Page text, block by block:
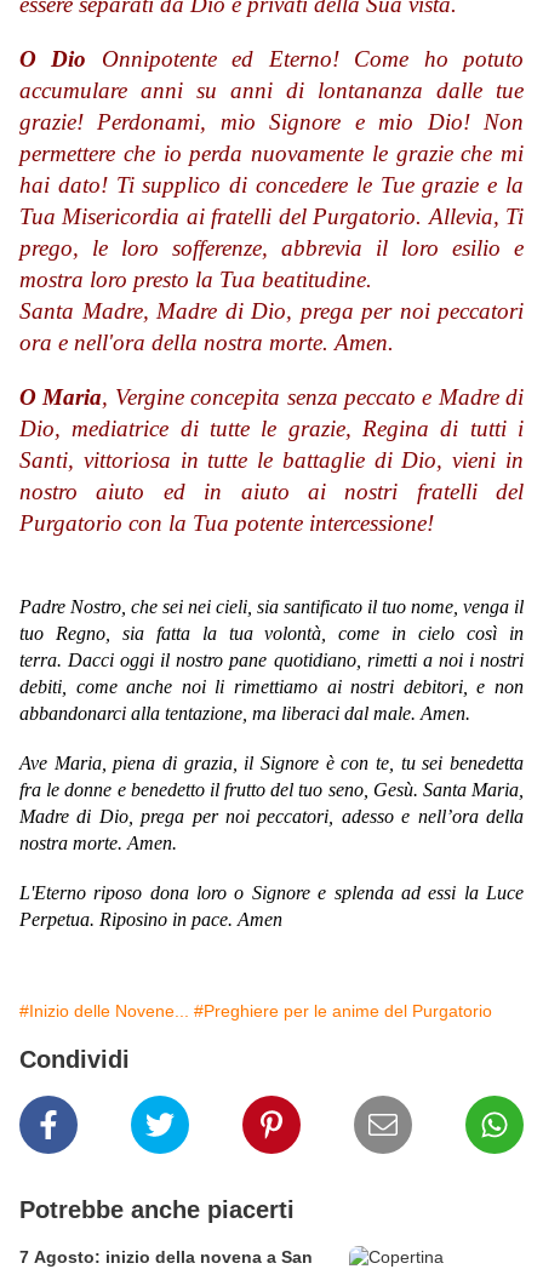
O Dio Onnipotente ed Eterno! Come ho potuto
accumulare anni su anni di lontananza dalle tue
grazie! Perdonami, mio Signore e mio Dio! Non
permettere che io perda nuovamente le grazie che mi
hai dato! Ti supplico di concedere le Tue grazie e la
Tua Misericordia ai fratelli del Purgatorio. Allevia, Ti
prego, le loro sofferenze, abbrevia il loro esilio e
mostra loro presto la Tua beatitudine.
Santa Madre, Madre di Dio, prega per noi peccatori
ora e nell'ora della nostra morte. Amen.
O Maria, Vergine concepita senza peccato e Madre di
Dio, mediatrice di tutte le grazie, Regina di tutti i
Santi, vittoriosa in tutte le battaglie di Dio, vieni in
nostro aiuto ed in aiuto ai nostri fratelli del
Purgatorio con la Tua potente intercessione!
Padre Nostro, che sei nei cieli, sia santificato il tuo nome, venga il
tuo Regno, sia fatta la tua volontà, come in cielo così in
terra. Dacci oggi il nostro pane quotidiano, rimetti a noi i nostri
debiti, come anche noi li rimettiamo ai nostri debitori, e non
abbandonarci alla tentazione, ma liberaci dal male. Amen.
Ave Maria,piena di grazia, il Signore è con te, tu sei benedetta
fra le donne e benedetto il frutto del tuo seno, Gesù. Santa Maria,
Madre di Dio,prega per noi peccatori, adesso e nell’ora della
nostra morte. Amen.
L'Eterno riposo dona loro o Signore e splenda ad essi la Luce
Perpetua. Riposino in pace. Amen
#Inizio delle Novene... #Preghiere per le anime del Purgatorio
Condividi
Potrebbe anche piacerti
7 Agosto: inizio della novena a San